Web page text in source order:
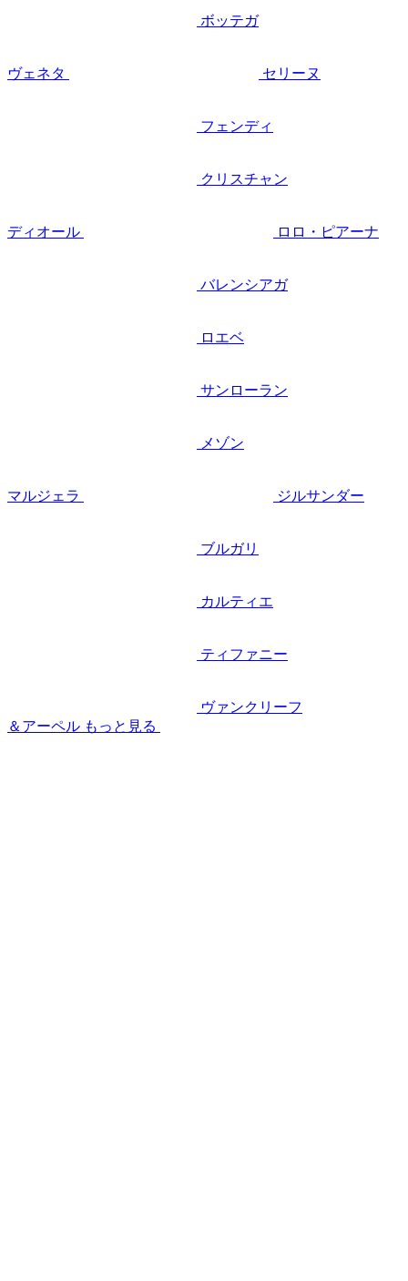
ボッテガ
ヴェネタ セリーヌ
フェンディ
クリスチャン
ディオール ロロ・ピアーナ
バレンシアガ
ロエベ
サンローラン
メゾン
マルジェラ ジルサンダー
ブルガリ
カルティエ
ティファニー
ヴァンクリーフ
＆アーペル もっと見る